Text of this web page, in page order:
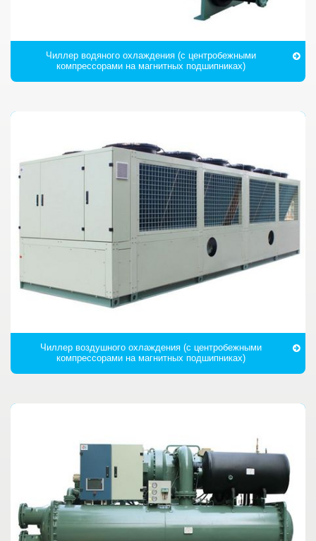
Чиллер водяного охлаждения (с центробежными
компрессорами на магнитных подшипниках)
Чиллер воздушного охлаждения (с центробежными
компрессорами на магнитных подшипниках)